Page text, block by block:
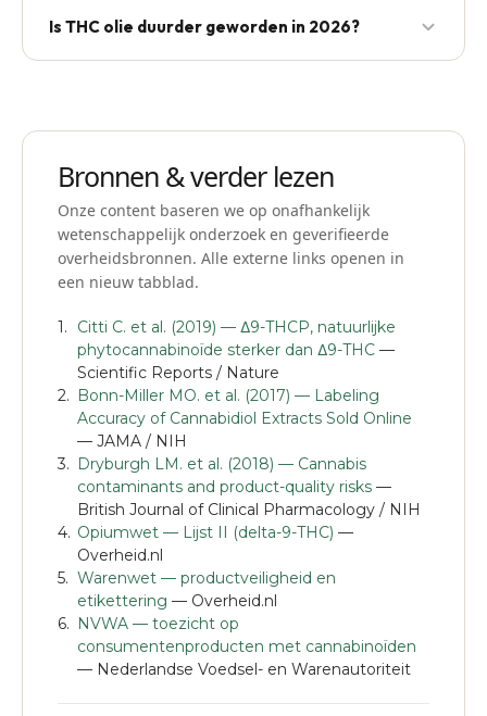
of mislabeled product (bv. HHC verkocht als THC).
Duur = soms premium, vaak marketing.
Is THC olie duurder geworden in 2026?
Bronnen & verder lezen
Onze content baseren we op onafhankelijk
wetenschappelijk onderzoek en geverifieerde
overheidsbronnen. Alle externe links openen in
een nieuw tabblad.
Citti C. et al. (2019) — Δ9-THCP, natuurlijke
phytocannabinoïde sterker dan Δ9-THC —
Scientific Reports / Nature
Bonn-Miller MO. et al. (2017) — Labeling
Accuracy of Cannabidiol Extracts Sold Online
— JAMA / NIH
Dryburgh LM. et al. (2018) — Cannabis
contaminants and product-quality risks —
British Journal of Clinical Pharmacology / NIH
Opiumwet — Lijst II (delta-9-THC) —
Overheid.nl
Warenwet — productveiligheid en
etikettering — Overheid.nl
NVWA — toezicht op
consumentenproducten met cannabinoïden
— Nederlandse Voedsel- en Warenautoriteit